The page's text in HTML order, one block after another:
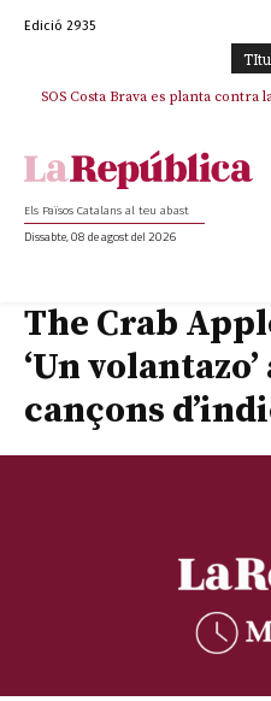
Edició 2935
SOS Costa Brava es planta contra
Els Països Catalans al teu abast
Dissabte, 08 de agost del 2026
The Crab
‘Un
cançons